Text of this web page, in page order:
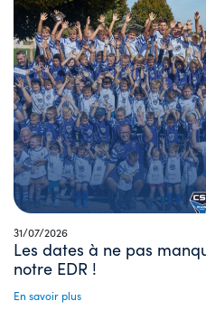
31/07/2026
Les dates à ne pas
notre EDR !
En savoir plus